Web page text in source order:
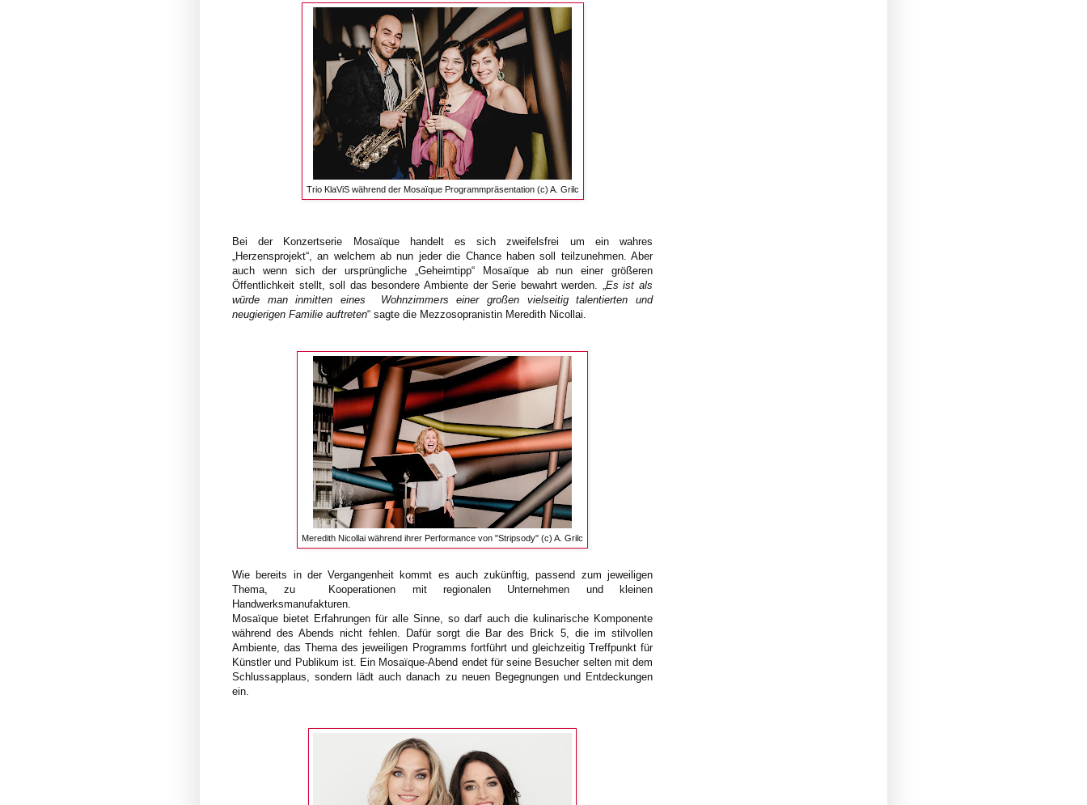
Trio KlaViS während der Mosaïque Programmpräsentation (c) A. Grilc
Bei der Konzertserie Mosaïque handelt es sich zweifelsfrei um ein wahres
„Herzensprojekt“, an welchem ab nun jeder die Chance haben soll teilzunehmen. Aber
auch wenn sich der ursprüngliche „Geheimtipp“ Mosaïque ab nun einer größeren
Öffentlichkeit stellt, soll das besondere Ambiente der Serie bewahrt werden. „ Es ist als
würde man inmitten eines Wohnzimmers einer großen vielseitig talentierten und
neugierigen Familie auftreten“ sagte die Mezzosopranistin Meredith Nicollai.
Meredith Nicollai während ihrer Performance von "Stripsody" (c) A. Grilc
Wie bereits in der Vergangenheit kommt es auch zukünftig, passend zum jeweiligen
Thema, zu Kooperationen mit regionalen Unternehmen und kleinen
Handwerksmanufakturen.
Mosaïque bietet Erfahrungen für alle Sinne, so darf auch die kulinarische Komponente
während des Abends nicht fehlen. Dafür sorgt die Bar des Brick 5, die im stilvollen
Ambiente, das Thema des jeweiligen Programms fortführt und gleichzeitig Treffpunkt für
Künstler und Publikum ist. Ein Mosaïque-Abend endet für seine Besucher selten mit dem
Schlussapplaus, sondern lädt auch danach zu neuen Begegnungen und Entdeckungen
ein.